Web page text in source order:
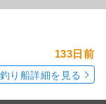
133日前
釣り船詳細を見る